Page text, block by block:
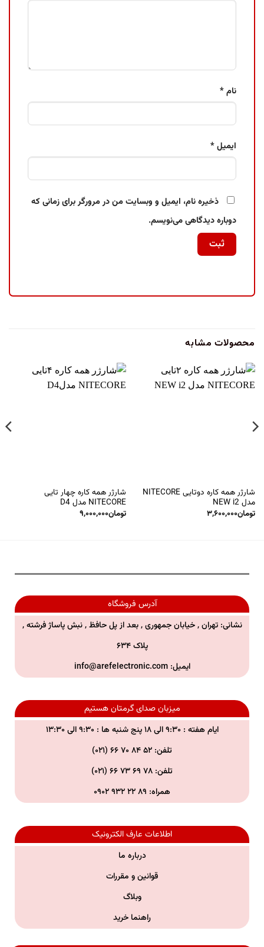
نام*
ایمیل*
ذخیره نام، ایمیل و وبسایت من در مرورگر برای زمانی که
دوباره دیدگاهی می‌نویسم.
محصولات مشابه
شارژر همه کاره دوتایی NITECORE
مدل NEW i2
تومان۳,۶۰۰,۰۰۰
شارژر همه کاره چهار تایی
NITECORE مدل D4
تومان۹,۰۰۰,۰۰۰
آدرس فروشگاه
نشانی: تهران , خیابان جمهوری , بعد از پل حافظ , نبش پاساژ فرشته ,
پلاک ۶۳۴
ایمیل:info@arefelectronic.com
میزبان صدای گرمتان هستیم
ایام هفته : ۹:۳۰ الی ۱۸ پنج شنبه ها : ۹:۳۰ الی ۱۳:۳۰
تلفن: ۵۲ ۸۴ ۷۰ ۶۶ (۰۲۱)
تلفن: ۷۸ ۶۹ ۷۳ ۶۶ (۰۲۱)
همراه:
اطلاعات عارف الکترونیک
درباره ما
قوانین و مقررات
وبلاگ
راهنما خرید